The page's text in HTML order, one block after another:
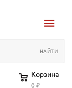
Корзина
0 ₽